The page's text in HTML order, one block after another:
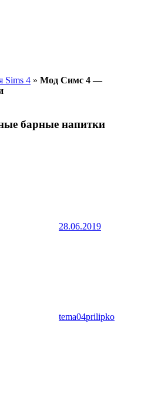
Sims 4 » Мод Симс 4 —
барные напитки
28.06.2019
tema04prilipko